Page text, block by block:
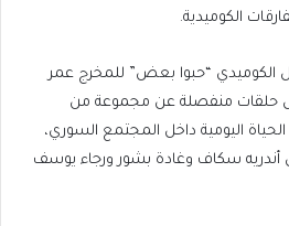
الكوميدية.
“حبوا بعض” للمخرج عمر
حلقات منفصلة عن مجموعة من
اليومية داخل المجتمع السوري،
سكاف وغادة بشور ورجاء يوسف